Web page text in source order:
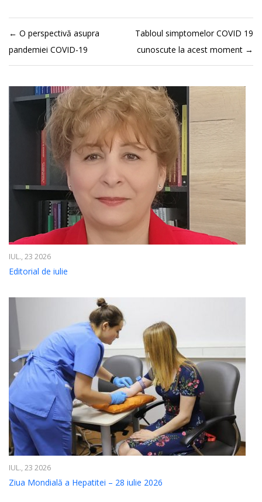
← O perspectivă asupra
pandemiei COVID-19
Tabloul simptomelor COVID 19
cunoscute la acest moment →
IUL., 23 2026
Editorial de iulie
IUL., 23 2026
Ziua Mondială a Hepatitei – 28 iulie 2026